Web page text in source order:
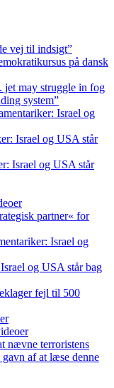
vej til indsigt”
på dansk
jet may struggle in fog
system”
Israel og
Israel og USA står
Israel og USA står
partner« for
Israel og
og USA står bag
fejl til 500
nævne terroristens
af at læse denne